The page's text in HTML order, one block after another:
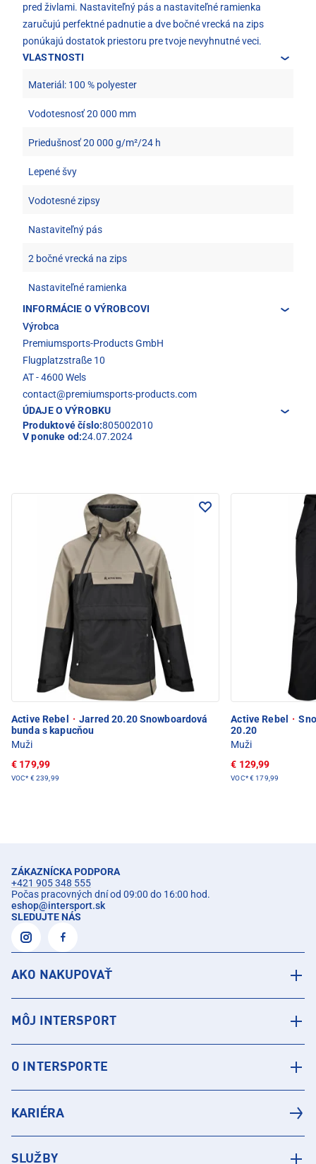
pred živlami. Nastaviteľný pás a nastaviteľné ramienka
zaručujú perfektné padnutie a dve bočné vrecká na zips
ponúkajú dostatok priestoru pre tvoje nevyhnutné veci.
VLASTNOSTI
Materiál: 100 % polyester
Vodotesnosť 20 000 mm
Priedušnosť 20 000 g/m²/24 h
Lepené švy
Vodotesné zipsy
Nastaviteľný pás
2 bočné vrecká na zips
Nastaviteľné ramienka
INFORMÁCIE O VÝROBCOVI
Výrobca
Premiumsports-Products GmbH
Flugplatzstraße 10
AT - 4600 Wels
contact@premiumsports-products.com
ÚDAJE O VÝROBKU
Produktové číslo:805002010
V ponuke od:24.07.2024
Active Rebel · Jarred 20.20 Snowboardová
bunda s kapucňou
Muži
€ 179,99
VOC* € 239,99
Active Rebel ·
20.20
Muži
€ 129,99
VOC*€ 179,99
ZÁKAZNÍCKA PODPORA
+421 905 348 555
Počas pracovných dní od 09:00 do 16:00 hod.
eshop@intersport.sk
SLEDUJTE NÁS
AKO NAKUPOVAŤ
MÔJ INTERSPORT
O INTERSPORTE
KARIÉRA
SLUŽBY